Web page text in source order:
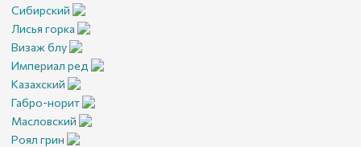
Сибирский
Лисья горка
Визаж блу
Империал ред
Казахский
Габро-норит
Масловский
Роял грин